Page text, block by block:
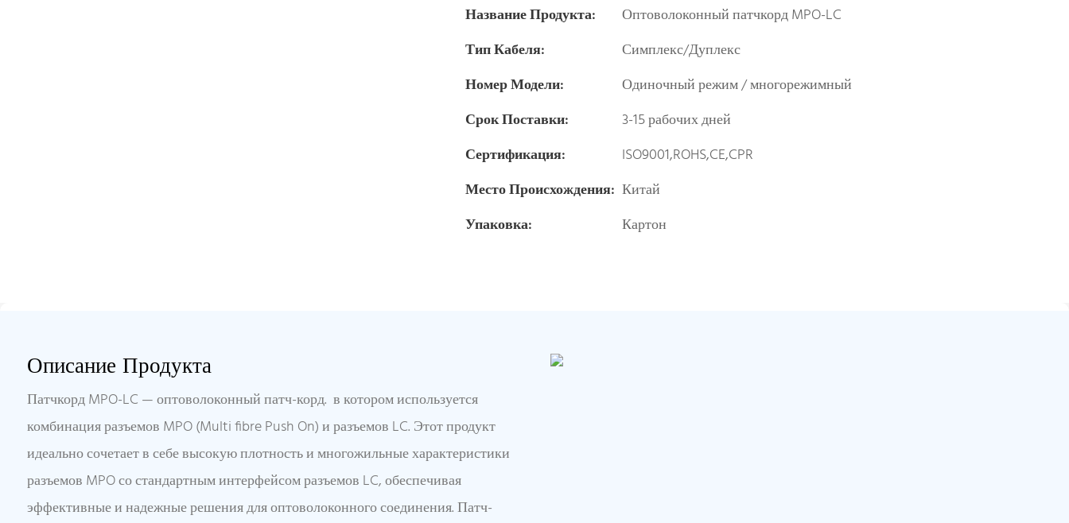
Название Продукта:
Оптоволоконный патчкорд MPO-LC
Тип Кабеля:
Симплекс/Дуплекс
Номер Модели:
Одиночный режим / многорежимный
Срок Поставки:
3-15 рабочих дней
Сертификация:
ISO9001,ROHS,CE,CPR
Место Происхождения: Китай
Упаковка:
Картон
Описание Продукта
Патчкорд MPO-LC — оптоволоконный патч-корд. в котором используется
комбинация разъемов MPO (Multi fibre Push On) и разъемов LC. Этот продукт
идеально сочетает в себе высокую плотность и многожильные характеристики
разъемов MPO со стандартным интерфейсом разъемов LC, обеспечивая
эффективные и надежные решения для оптоволоконного соединения. Патч-